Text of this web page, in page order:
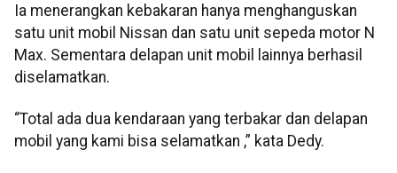
Ia menerangkan kebakaran hanya menghanguskan
satu unit mobil Nissan dan satu unit sepeda motor N
Max. Sementara delapan unit mobil lainnya berhasil
diselamatkan.
“Total ada dua kendaraan yang terbakar dan delapan
mobil yang kami bisa selamatkan ,” kata Dedy.